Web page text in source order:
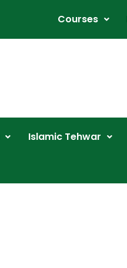
Courses
Islamic Tehwar